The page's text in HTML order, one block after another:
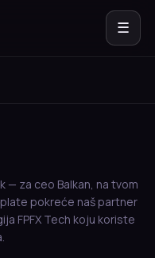
☰
— za ceo Balkan, na tvom
pokreće naš partner
FPFX Tech koju koriste